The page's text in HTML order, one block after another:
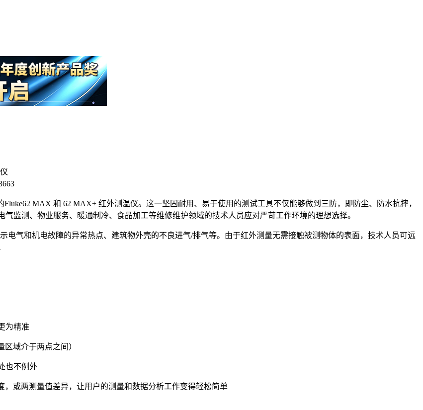
MAX 和 62 MAX+ 红外测温仪。这一坚固耐用、易于使用的测试工具不仅能够做到三防，即防尘、防水抗摔，
监测、物业服务、暖通制冷、食品加工等维修维护领域的技术人员应对严苛工作环境的理想选择。
电气和机电故障的异常热点、建筑物外壳的不良进气/排气等。由于红外测量无需接触被测物体的表面，技术人员可远
为精准
域介于两点之间）
也不例外
或两测量值差异，让用户的测量和数据分析工作变得轻松简单